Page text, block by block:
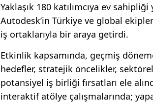
Yaklaşık 180 katılımcıya ev
Autodesk’in Türkiye ve global
iş ortaklarıyla bir araya getirdi.
Etkinlik kapsamında, geçmiş
hedefler, stratejik öncelikler,
potansiyel iş birliği fırsatları ele
interaktif atölye çalışmalarında;